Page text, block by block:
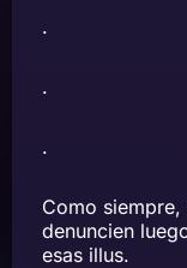
.
.
.
Como
denuncien
esas illus.